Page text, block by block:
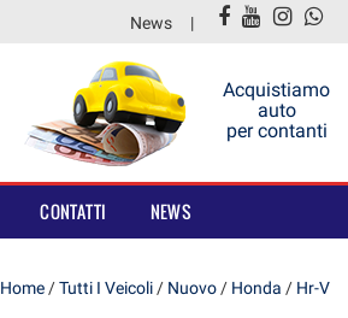
News
Acquistiamo
auto
per contanti
CONTATTI NEWS
Home /Tutti I Veicoli / Nuovo / Honda / Hr-V